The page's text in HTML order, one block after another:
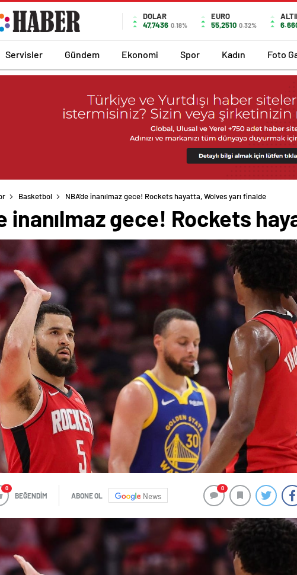
DOLAR
47,7436 0.18%
EURO
55,2510 0.32%
Servisler Gündem Ekonomi Spor Kadın Foto
Basketbol NBA’de inanılmaz gece! Rockets hayatta, Wolves yarı finalde
inanılmaz gece! Rockets
0
BEĞENDİM ABONE OL News
0